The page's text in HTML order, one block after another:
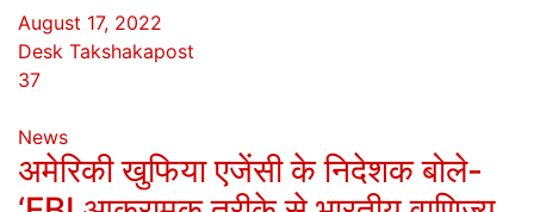
August 17, 2022
Desk Takshakapost
37
News
अमेरिकी खुफिया एजेंसी के निदेशक बोले-